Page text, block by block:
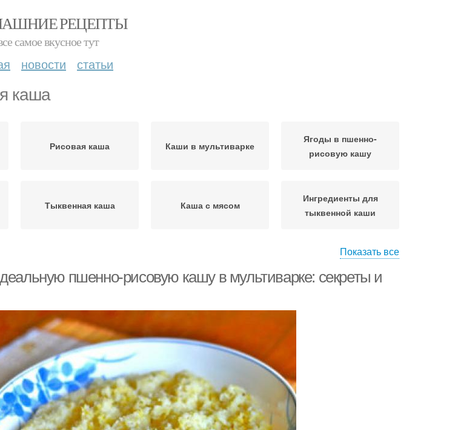
РЕЦЕПТЫ
самое вкусное тут
новости статьи
каша
Рисовая каша Каши в мультиварке
Ягоды в пшенно-
рисовую кашу
Тыквенная каша Каша с мясом
Ингредиенты для
тыквенной каши
Каша с гречкой
Показать все
пшенно-рисовую кашу в мультиварке: секреты и